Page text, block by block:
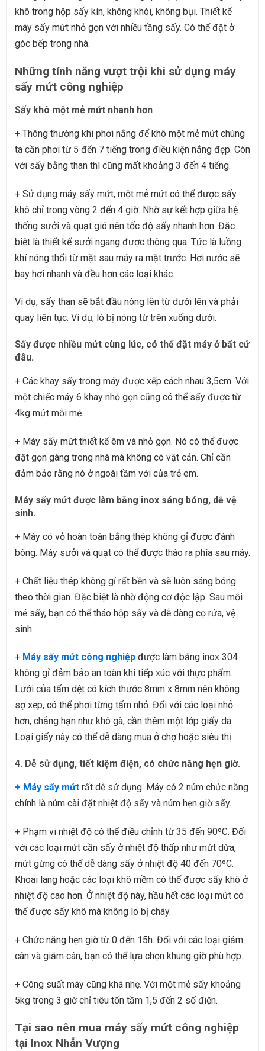
khô trong hộp sấy kín, không khói, không bụi. Thiết kế
máy sấy mứt nhỏ gọn với nhiều tầng sấy. Có thể đặt ở
góc bếp trong nhà.
Những tính năng vượt trội khi sử dụng máy
sấy mứt công nghiệp
Sấy khô một mẻ mứt nhanh hơn
+ Thông thường khi phơi nắng để khô một mẻ mứt chúng
ta cần phơi từ 5 đến 7 tiếng trong điều kiện nắng đẹp. Còn
với sấy bằng than thì cũng mất khoảng 3 đến 4 tiếng.
+ Sử dụng máy sấy mứt, một mẻ mứt có thể được sấy
khô chỉ trong vòng 2 đến 4 giờ. Nhờ sự kết hợp giữa hệ
thống sưởi và quạt gió nên tốc độ sấy nhanh hơn. Đặc
biệt là thiết kế sưởi ngang được thông qua. Tức là luồng
khí nóng thổi từ mặt sau máy ra mặt trước. Hơi nước sẽ
bay hơi nhanh và đều hơn các loại khác.
Ví dụ, sấy than sẽ bắt đầu nóng lên từ dưới lên và phải
quay liên tục. Ví dụ, lò bị nóng từ trên xuống dưới.
Sấy được nhiều mứt cùng lúc, có thể đặt máy ở bất cứ
đâu.
+ Các khay sấy trong máy được xếp cách nhau 3,5cm. Với
một chiếc máy 6 khay nhỏ gọn cũng có thể sấy được từ
4kg mứt mỗi mẻ.
+ Máy sấy mứt thiết kế êm và nhỏ gọn. Nó có thể được
đặt gọn gàng trong nhà mà không có vật cản. Chỉ cần
đảm bảo rằng nó ở ngoài tầm với của trẻ em.
Máy sấy mứt được làm bằng inox sáng bóng, dễ vệ
sinh.
+ Máy có vỏ hoàn toàn bằng thép không gỉ được đánh
bóng. Máy sưởi và quạt có thể được tháo ra phía sau máy.
+ Chất liệu thép không gỉ rất bền và sẽ luôn sáng bóng
theo thời gian. Đặc biệt là nhờ động cơ độc lập. Sau mỗi
mẻ sấy, bạn có thể tháo hộp sấy và dễ dàng cọ rửa, vệ
sinh.
+ Máy sấy mứt công nghiệpđược làm bằng inox 304
không gỉ đảm bảo an toàn khi tiếp xúc với thực phẩm.
Lưới của tấm dệt có kích thước 8mm x 8mm nên không
sợ xẹp, có thể phơi từng tấm nhỏ. Đối với các loại nhỏ
hơn, chẳng hạn như khô gà, cần thêm một lớp giấy da.
Loại giấy này có thể dễ dàng mua ở chợ hoặc siêu thị.
4. Dễ sử dụng, tiết kiệm điện, có chức năng hẹn giờ.
+ Máy sấy mứtrất dễ sử dụng. Máy có 2 núm chức năng
chính là núm cài đặt nhiệt độ sấy và núm hẹn giờ sấy.
+ Phạm vi nhiệt độ có thể điều chỉnh từ 35 đến 90ºC. Đối
với các loại mứt cần sấy ở nhiệt độ thấp như mứt dừa,
mứt gừng có thể dễ dàng sấy ở nhiệt độ 40 đến 70ºC.
Khoai lang hoặc các loại khô mềm có thể được sấy khô ở
nhiệt độ cao hơn. Ở nhiệt độ này, hầu hết các loại mứt có
thể được sấy khô mà không lo bị cháy.
+ Chức năng hẹn giờ từ 0 đến 15h. Đối với các loại giảm
cân và giảm cân, bạn có thể lựa chọn khung giờ phù hợp.
+ Công suất máy cũng khá nhẹ. Với một mẻ sấy khoảng
5kg trong 3 giờ chỉ tiêu tốn tầm 1,5 đến 2 số điện.
Tại sao nên mua máy sấy mứt công nghiệp
tại Inox Nhẫn Vượng